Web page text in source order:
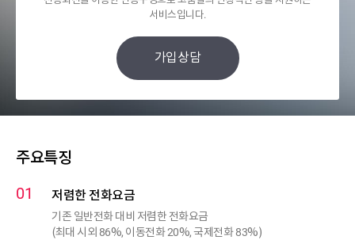
서비스입니다.
가입상담
주요특징
저렴한 전화요금
기존 일반전화 대비 저렴한 전화요금
(최대 시외 86%, 이동전화 20%, 국제전화 83%)